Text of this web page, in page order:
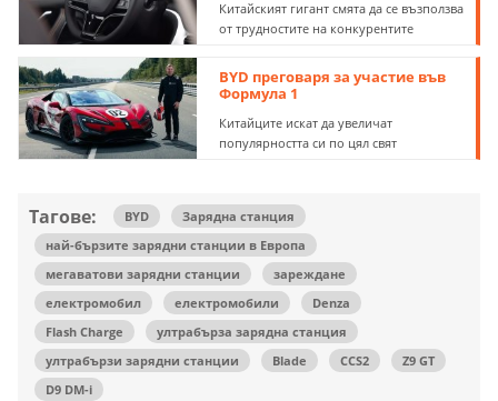
Китайският гигант смята да се възползва
от трудностите на конкурентите
BYD преговаря за участие във
Формула 1
Китайците искат да увеличат
популярността си по цял свят
Тагове: BYD
Зарядна станция
най-бързите зарядни станции в Европа
мегаватови зарядни станции
зареждане
електромобил
електромобили
Denza
Flash Charge
ултрабърза зарядна станция
ултрабързи зарядни станции
Blade CCS2
Z9 GT
D9 DM-i